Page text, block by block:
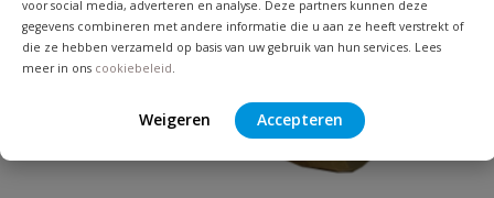
voor social media, adverteren en analyse. Deze partners kunnen deze
gegevens combineren met andere informatie die u aan ze heeft verstrekt of
die ze hebben verzameld op basis van uw gebruik van hun services. Lees
meer in ons cookiebeleid.
Weigeren Accepteren
Naam